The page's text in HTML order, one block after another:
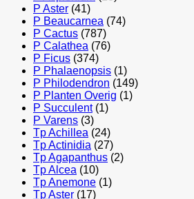
P Aster (41)
P Beaucarnea (74)
P Cactus (787)
P Calathea (76)
P Ficus (374)
P Phalaenopsis (1)
P Philodendron (149)
P Planten Overig (1)
P Succulent (1)
P Varens (3)
Tp Achillea (24)
Tp Actinidia (27)
Tp Agapanthus (2)
Tp Alcea (10)
Tp Anemone (1)
Tp Aster (17)